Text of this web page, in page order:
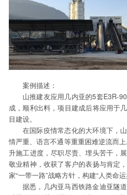
案例描述：
山推建友应用几内亚的5套E3R-
成，顺利出料，项目建成后将应用于
目建设。
在国际疫情常态化的大环境下，
情严重、语言不通等重重困难逆流而
升施工进度，尽职尽责、埋头苦干，
敬业精神，收获了客户的表扬与肯定
家“一带一路”战略方针，构建“人类命运
据悉，几内亚马西铁路金迪亚隧